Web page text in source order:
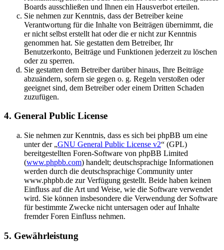
Boards ausschließen und Ihnen ein Hausverbot erteilen.
Sie nehmen zur Kenntnis, dass der Betreiber keine
Verantwortung für die Inhalte von Beiträgen übernimmt, die
er nicht selbst erstellt hat oder die er nicht zur Kenntnis
genommen hat. Sie gestatten dem Betreiber, Ihr
Benutzerkonto, Beiträge und Funktionen jederzeit zu löschen
oder zu sperren.
Sie gestatten dem Betreiber darüber hinaus, Ihre Beiträge
abzuändern, sofern sie gegen o. g. Regeln verstoßen oder
geeignet sind, dem Betreiber oder einem Dritten Schaden
zuzufügen.
4. General Public License
Sie nehmen zur Kenntnis, dass es sich bei phpBB um eine
unter der „GNU General Public License v2“ (GPL)
bereitgestellten Foren-Software von phpBB Limited
(www.phpbb.com) handelt; deutschsprachige Informationen
werden durch die deutschsprachige Community unter
www.phpbb.de zur Verfügung gestellt. Beide haben keinen
Einfluss auf die Art und Weise, wie die Software verwendet
wird. Sie können insbesondere die Verwendung der Software
für bestimmte Zwecke nicht untersagen oder auf Inhalte
fremder Foren Einfluss nehmen.
5. Gewährleistung